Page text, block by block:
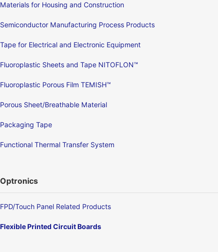
Materials for Housing and Construction
Semiconductor Manufacturing Process Products
Tape for Electrical and Electronic Equipment
Fluoroplastic Sheets and Tape NITOFLON™
Fluoroplastic Porous Film TEMISH™
Porous Sheet/Breathable Material
Packaging Tape
Functional Thermal Transfer System
Optronics
FPD/Touch Panel Related Products
Flexible Printed Circuit Boards